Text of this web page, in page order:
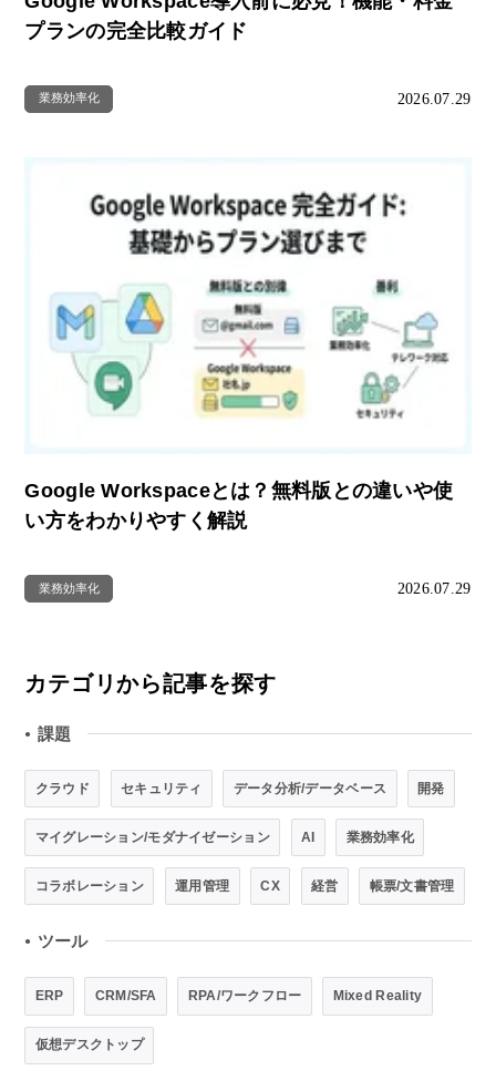
プランの完全比較ガイド
業務効率化 2026.07.29
Google Workspaceとは？無料版との違いや使
い方をわかりやすく解説
業務効率化 2026.07.29
カテゴリから記事を探す
● 課題
クラウド セキュリティ データ分析/データベース 開発
マイグレーション/モダナイゼーション AI 業務効率化
コラボレーション 運用管理 CX 経営 帳票/文書管理
● ツール
ERP CRM/SFA RPA/ワークフロー Mixed Reality
仮想デスクトップ